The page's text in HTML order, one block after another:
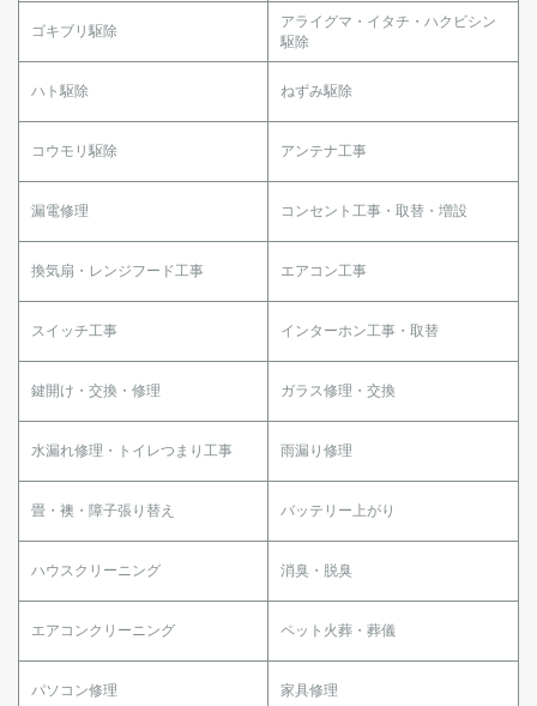
ゴキブリ駆除
アライグマ・イタチ・ハクビシン
駆除
ハト駆除 ねずみ駆除
コウモリ駆除 アンテナ工事
漏電修理 コンセント工事・取替・増設
換気扇・レンジフード工事 エアコン工事
スイッチ工事 インターホン工事・取替
鍵開け・交換・修理 ガラス修理・交換
水漏れ修理・トイレつまり工事 雨漏り修理
畳・襖・障子張り替え バッテリー上がり
ハウスクリーニング 消臭・脱臭
エアコンクリーニング ペット火葬・葬儀
パソコン修理 家具修理